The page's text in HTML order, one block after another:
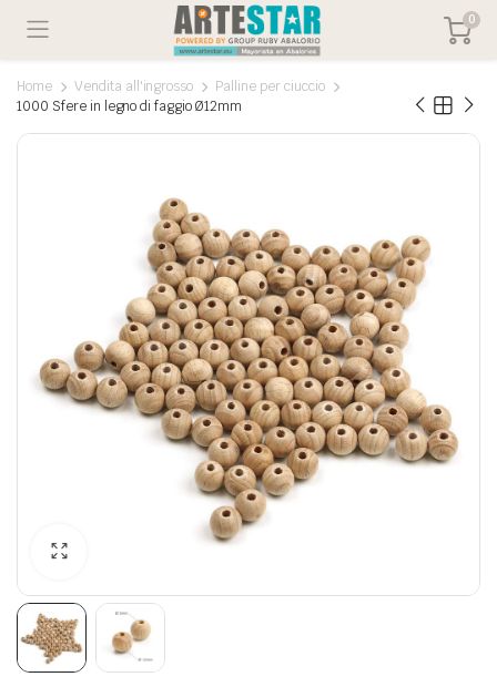
0
Home Vendita all'ingrosso
Palline per ciuccio
1000 Sfere in legno di faggio Ø12mm